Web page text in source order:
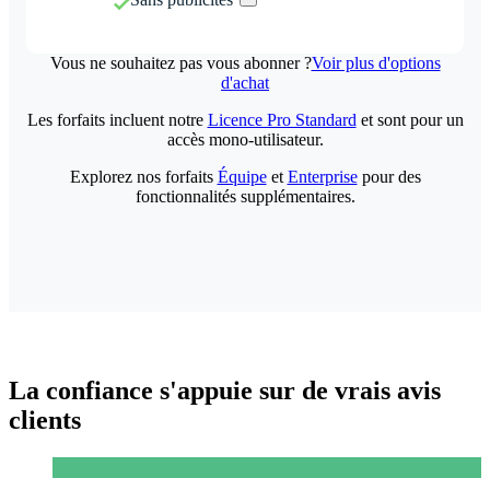
Vous ne souhaitez pas vous abonner ?Voir plus d'options
d'achat
Les forfaits incluent notre Licence Pro Standard et sont pour un
accès mono-utilisateur.
Explorez nos forfaits Équipeet Enterprisepour des
fonctionnalités supplémentaires.
La confiance s'appuie sur de vrais avis
clients